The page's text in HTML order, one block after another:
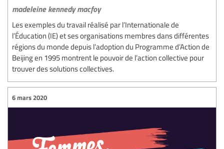
madeleine kennedy macfoy
Les exemples du travail réalisé par l’Internationale de
l’Éducation (IE) et ses organisations membres dans différentes
régions du monde depuis l’adoption du Programme d’Action de
Beijing en 1995 montrent le pouvoir de l’action collective pour
trouver des solutions collectives.
6 mars 2020